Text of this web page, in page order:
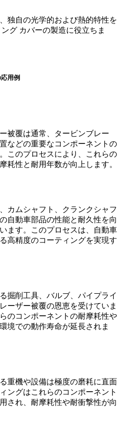
独自の光学的および熱的特性を
グ カバーの製造に役立ちま
用例
被覆は通常、タービンブレー
などの重要なコンポーネントの
このプロセスにより、これらの
耗性と耐用年数が向上します。
カムシャフト、クランクシャフ
自動車部品の性能と耐久性を向
ます。このプロセスは、自動車
高精度のコーティングを実現す
掘削工具、バルブ、パイプライ
ーザー被覆の恩恵を受けていま
のコンポーネントの耐摩耗性や
境での動作寿命が延長されま
重機や設備は極度の磨耗に直面
ングはこれらのコンポーネント
され、耐摩耗性や耐衝撃性が向